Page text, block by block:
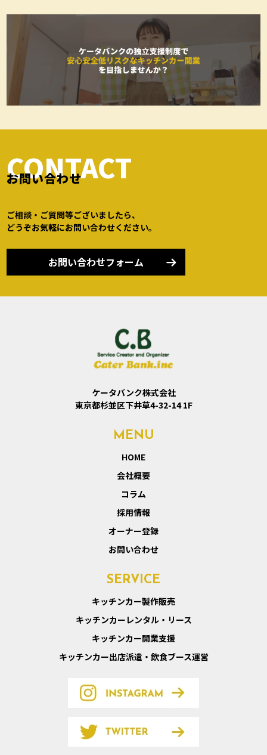
CONTACT
お問い合わせ
ご相談・ご質問等ございましたら、
どうぞお気軽にお問い合わせください。
お問い合わせフォーム
ケータバンク株式会社
東京都杉並区下井草4-32-14 1F
MENU
HOME
会社概要
コラム
採用情報
オーナー登録
お問い合わせ
SERVICE
キッチンカー製作販売
キッチンカーレンタル・リース
キッチンカー開業支援
キッチンカー出店派遣・飲食ブース運営